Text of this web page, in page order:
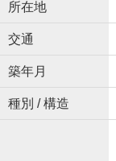
所在地
交通
築年月
種別 / 構造